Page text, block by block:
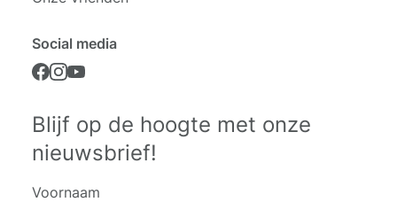
Social media
Blijf op de hoogte met onze
nieuwsbrief!
Voornaam